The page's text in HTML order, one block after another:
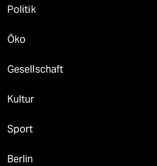
Politik
Öko
Gesellschaft
Kultur
Sport
Berlin